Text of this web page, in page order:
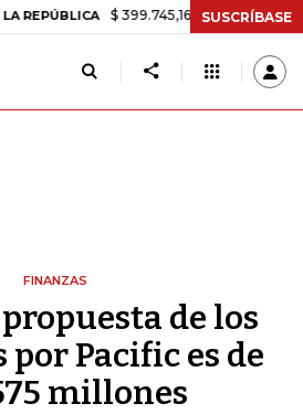
$ 399.745,16 +$ 2.295,71 +0,58%
SUSCRÍBASE
FINANZAS
de los
Pacific es de
millones